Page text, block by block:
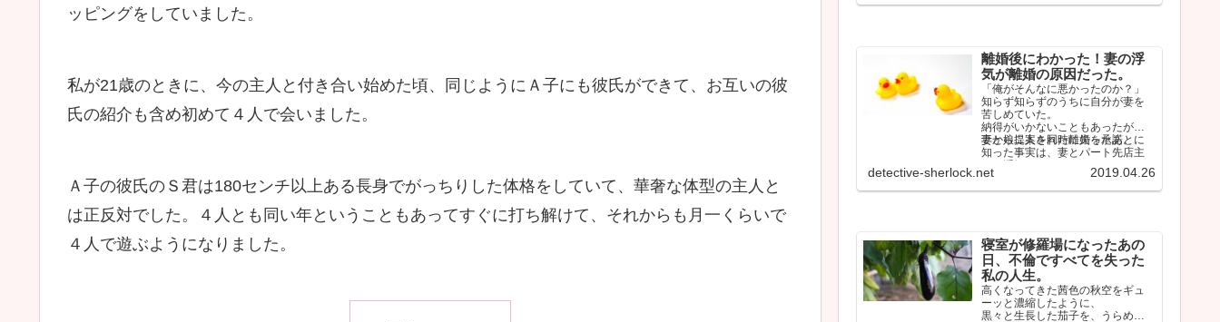
ッピングをしていました。
私が21歳のときに、今の主人と付き合い始めた頃、同じようにＡ子にも彼氏ができて、お互いの彼
氏の紹介も含め初めて４人で会いました。
Ａ子の彼氏のＳ君は180センチ以上ある長身でがっちりした体格をしていて、華奢な体型の主人と
は正反対でした。４人とも同い年ということもあってすぐに打ち解けて、それからも月一くらいで
４人で遊ぶようになりました。
離婚後にわかった！妻の浮
気が離婚の原因だった。
「俺がそんなに悪かったのか？」
知らず知らずのうちに自分が妻を
苦しめていた。
納得がいかないこともあったが、
妻から提案された離婚を承諾。
妻と娘二人を同時に失ったあとに
知った事実は、妻とパート先店主
…
detective-sherlock.net 2019.04.26
寝室が修羅場になったあの
日、不倫ですべてを失った
私の人生。
高くなってきた茜色の秋空をギュ
ーッと濃縮したように、
黒々と生長した茄子を、うらめし